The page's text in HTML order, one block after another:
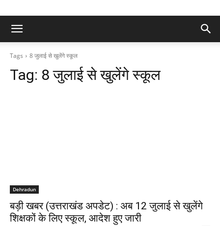
Tags 8 जुलाई से खुलेंगे स्कूल
Tag: 8 जुलाई से खुलेंगे स्कूल
Dehradun
बड़ी खबर (उत्तराखंड अपडेट) : अब 12 जुलाई से खुलेंगे
शिक्षकों के लिए स्कूल, आदेश हुए जारी